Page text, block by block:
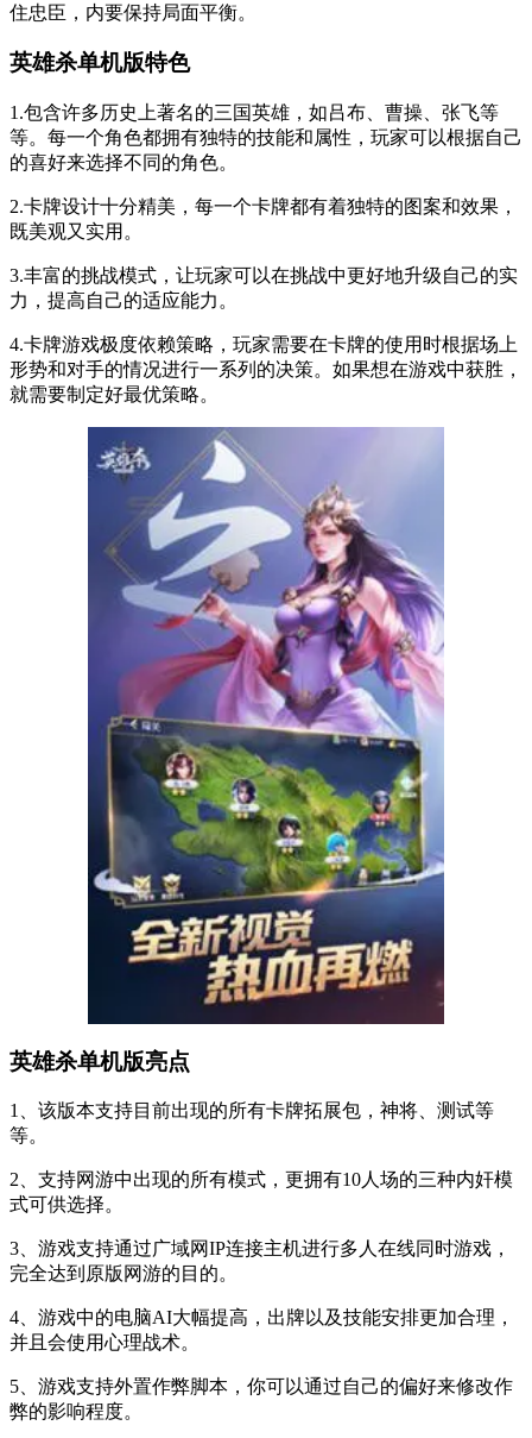
住忠臣，内要保持局面平衡。
英雄杀单机版特色
1.包含许多历史上著名的三国英雄，如吕布、曹操、张飞等
等。每一个角色都拥有独特的技能和属性，玩家可以根据自己
的喜好来选择不同的角色。
2.卡牌设计十分精美，每一个卡牌都有着独特的图案和效果，
既美观又实用。
3.丰富的挑战模式，让玩家可以在挑战中更好地升级自己的实
力，提高自己的适应能力。
4.卡牌游戏极度依赖策略，玩家需要在卡牌的使用时根据场上
形势和对手的情况进行一系列的决策。如果想在游戏中获胜，
就需要制定好最优策略。
英雄杀单机版亮点
1、该版本支持目前出现的所有卡牌拓展包，神将、测试等
等。
2、支持网游中出现的所有模式，更拥有10人场的三种内奸模
式可供选择。
3、游戏支持通过广域网IP连接主机进行多人在线同时游戏，
完全达到原版网游的目的。
4、游戏中的电脑AI大幅提高，出牌以及技能安排更加合理，
并且会使用心理战术。
5、游戏支持外置作弊脚本，你可以通过自己的偏好来修改作
弊的影响程度。